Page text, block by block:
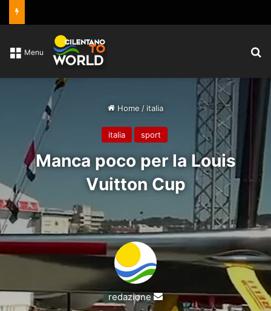
Menu
Home / italia
italia sport
Manca poco per la Louis
Vuitton Cup
redazione
Invia